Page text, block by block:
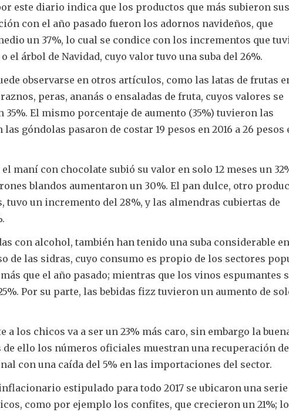
este diario indica que los productos que más subieron
con el año pasado fueron los adornos navideños, que
un 37%, lo cual se condice con los incrementos que
el árbol de Navidad, cuyo valor tuvo una suba del 26%.
observarse en otros artículos, como las latas de frutas
peras, ananás o ensaladas de fruta, cuyos valores se
El mismo porcentaje de aumento (35%) tuvieron las
góndolas pasaron de costar 19 pesos en 2016 a 26 pesos
el maní con chocolate subió su valor en solo 12 meses un
blandos aumentaron un 30%. El pan dulce, otro
tuvo un incremento del 28%, y las almendras cubiertas de
con alcohol, también han tenido una suba considerable
de las sidras, cuyo consumo es propio de los sectores
que el año pasado; mientras que los vinos espumantes
Por su parte, las bebidas fizz tuvieron un aumento de
a los chicos va a ser un 23% más caro, sin embargo la
de ello los números oficiales muestran una recuperación
con una caída del 5% en las importaciones del sector.
estipulado para todo 2017 se ubicaron una serie
como por ejemplo los confites, que crecieron un 21%;